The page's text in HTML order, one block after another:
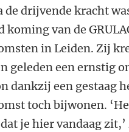
de drijvende kracht
koming van de
in Leiden. Zij
geleden een ernstig
dankzij een gestaag
toch bijwonen.
je hier vandaag